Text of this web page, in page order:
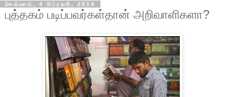
செவ்வாய், 4 பிப்ரவரி, 2014
புத்தகம் படிப்பவர்கள்தான் அறிவாளிகளா?